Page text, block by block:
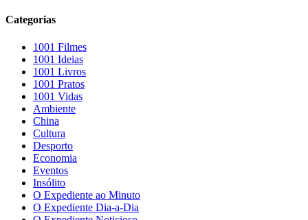
Categorias
1001 Filmes
1001 Ideias
1001 Livros
1001 Pratos
1001 Vidas
Ambiente
China
Cultura
Desporto
Economia
Eventos
Insólito
O Expediente ao Minuto
O Expediente Dia-a-Dia